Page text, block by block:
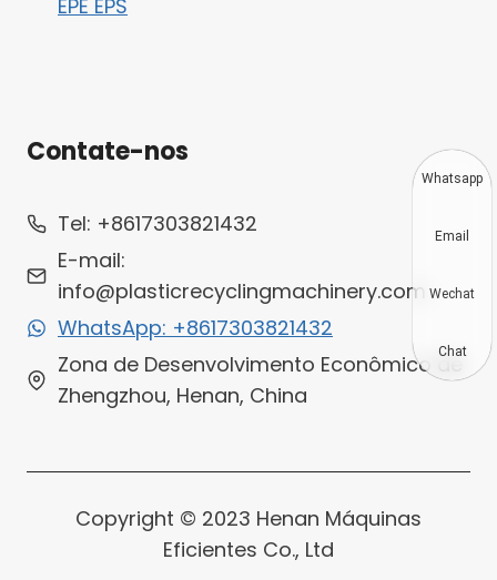
EPE EPS
Contate-nos
Tel: +8617303821432
E-mail:
info@plasticrecyclingmachinery.com
WhatsApp: +8617303821432
Zona de Desenvolvimento Econômico de
Zhengzhou, Henan, China
Copyright © 2023 Henan Máquinas
Eficientes Co., Ltd
Whatsapp
Email
Wechat
Chat